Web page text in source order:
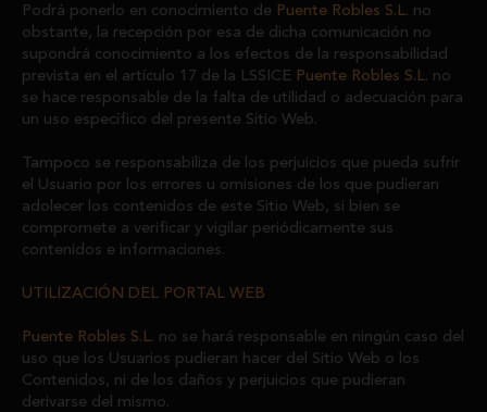
Podrá ponerlo en conocimiento de Puente Robles S.L. no
obstante, la recepción por esa de dicha comunicación no
supondrá conocimiento a los efectos de la responsabilidad
prevista en el artículo 17 de la LSSICE Puente Robles S.L. no
se hace responsable de la falta de utilidad o adecuación para
un uso específico del presente Sitio Web.
Tampoco se responsabiliza de los perjuicios que pueda sufrir
el Usuario por los errores u omisiones de los que pudieran
adolecer los contenidos de este Sitio Web, si bien se
compromete a verificar y vigilar periódicamente sus
contenidos e informaciones.
UTILIZACIÓN DEL PORTAL WEB
Puente Robles S.L. no se hará responsable en ningún caso del
uso que los Usuarios pudieran hacer del Sitio Web o los
Contenidos, ni de los daños y perjuicios que pudieran
derivarse del mismo.